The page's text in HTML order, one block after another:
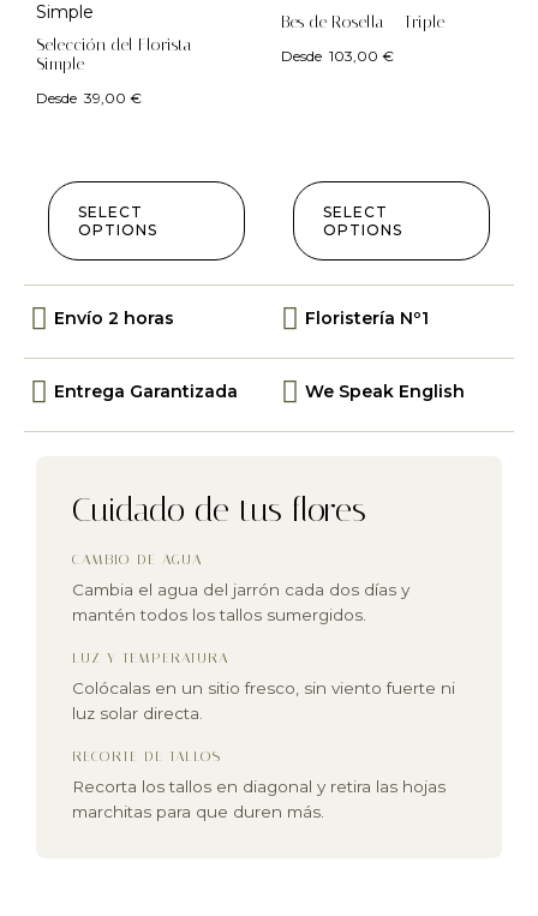
Selección del Florista –
Simple
Desde 39,00 €
SELECT
OPTIONS
Bes de Rosella – Triple
Desde 103,00 €
SELECT
OPTIONS
Envío 2 horas Floristería Nº1
Entrega Garantizada We Speak English
Cuidado de tus flores
CAMBIO DE AGUA
Cambia el agua del jarrón cada dos días y
mantén todos los tallos sumergidos.
LUZ Y TEMPERATURA
Colócalas en un sitio fresco, sin viento fuerte ni
luz solar directa.
RECORTE DE TALLOS
Recorta los tallos en diagonal y retira las hojas
marchitas para que duren más.